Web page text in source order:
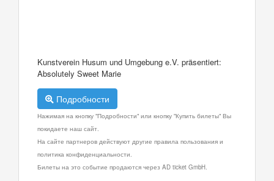
Kunstverein Husum und Umgebung e.V. präsentiert:
Absolutely Sweet Marie
Подробности
Нажимая на кнопку "Подробности" или кнопку "Купить билеты" Вы
покидаете наш сайт.
На сайте партнеров действуют другие правила пользования и
политика конфиденциальности.
Билеты на это событие продаются через AD ticket GmbH.